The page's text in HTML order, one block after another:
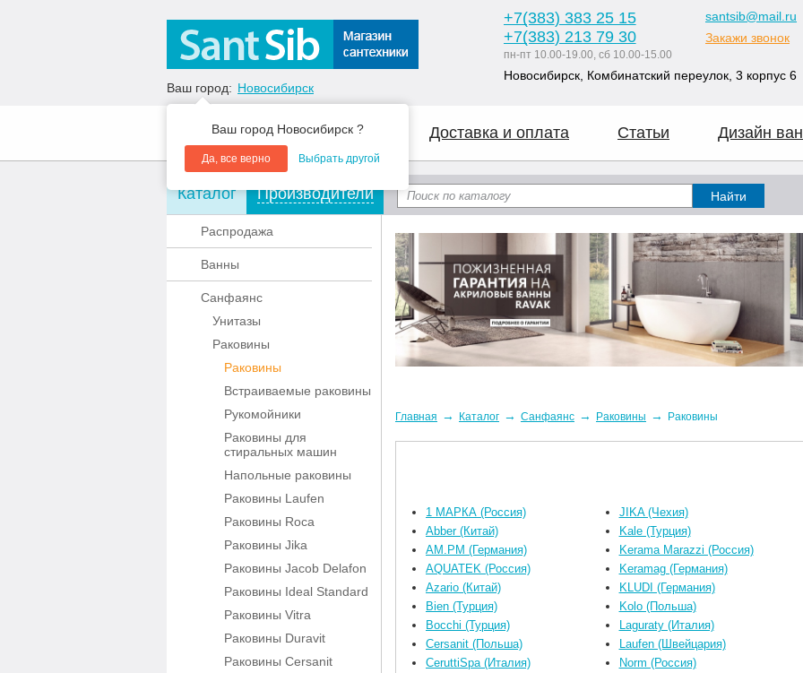
Ваш город: Новосибирск
Ваш город Новосибирск ?
Да, все верно Выбрать другой
+7(383) 383 25 15
+7(383) 213 79 30
пн-пт 10.00-19.00, сб 10.00-15.00
santsib@mail.ru
Закажи звонок
Новосибирск, Комбинатский переулок, 3 корпус 6
О компании Акции Доставка и оплата Статьи Дизайн
Каталог Производители
Распродажа
Ванны
Санфаянс
Унитазы
Раковины
Раковины
Встраиваемые раковины
Рукомойники
Раковины для
стиральных машин
Напольные раковины
Раковины Laufen
Раковины Roca
Раковины Jika
Раковины Jacob Delafon
Раковины Ideal Standard
Раковины Vitra
Раковины Duravit
Раковины Cersanit
Главная → Каталог → Санфаянс → Раковины → Раковины
1 МАРКА (Россия)
Abber (Китай)
AM.PM (Германия)
AQUATEK (Россия)
Azario (Китай)
Bien (Турция)
Bocchi (Турция)
Cersanit (Польша)
CeruttiSpa (Италия)
JIKA (Чехия)
Kale (Турция)
Kerama Marazzi (Россия)
Keramag (Германия)
KLUDI (Германия)
Kolo (Польша)
Laguraty (Италия)
Laufen (Швейцария)
Norm (Россия)